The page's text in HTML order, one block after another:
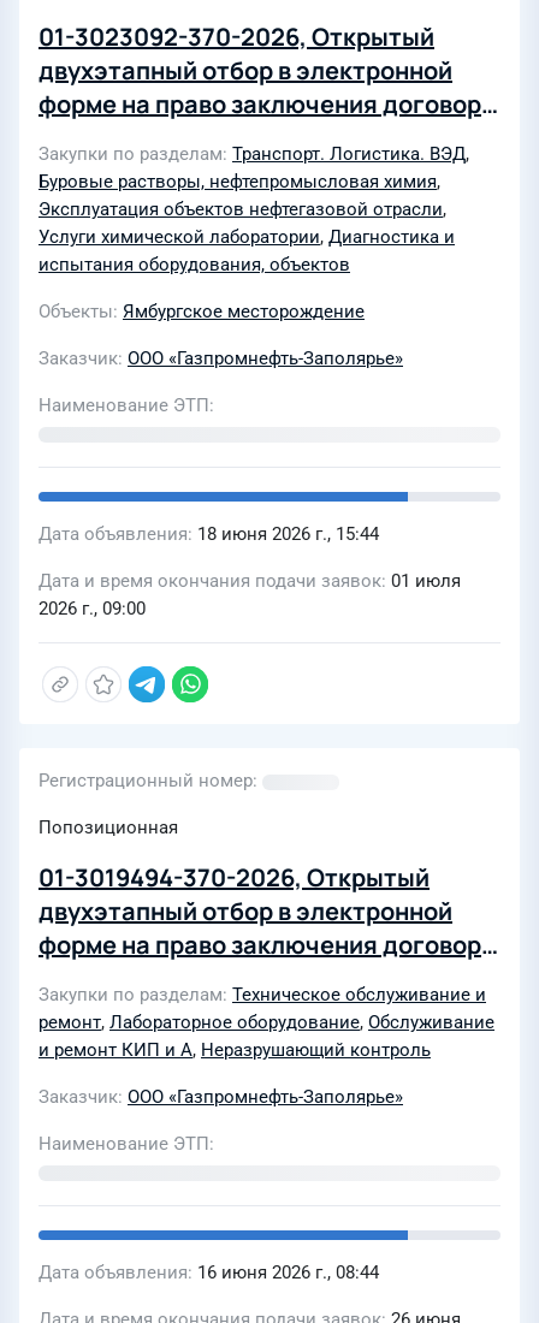
01-3023092-370-2026, Открытый
двухэтапный отбор в электронной
форме на право заключения договора
химических анализов нефти,
пластовой воды и газа, проведению
входного контроля качества
применяемых реагентов в процессах
подготовки, добычи и сдачи нефти
«Газпромнефть –Заполярье» в 2026-
2030 гг
Закупки по разделам Транспорт. Логистика. ВЭД,
Буровые растворы, нефтепромысловая химия,
Эксплуатация объектов нефтегазовой отрасли,
Услуги химической лаборатории, Диагностика и
испытания оборудования, объектов
Объекты Ямбургское месторождение
Заказчик ООО «Газпромнефть-Заполярье»
Наименование ЭТП
Дата объявления 18 июня 2026 г., 15:44
Дата и время окончания подачи заявок 01 июля
2026 г., 09:00
Регистрационный номер
Попозиционная
01-3019494-370-2026, Открытый
двухэтапный отбор в электронной
форме на право заключения договора
на оказание услуг в области ремонта
оборудования лаборатории
неразрушающего контроля" для нужд
2026-2028 гг
Закупки по разделам Техническое обслуживание и
ремонт, Лабораторное оборудование, Обслуживание
и ремонт КИП и А, Неразрушающий контроль
Заказчик ООО «Газпромнефть-Заполярье»
Наименование ЭТП
Дата объявления 16 июня 2026 г., 08:44